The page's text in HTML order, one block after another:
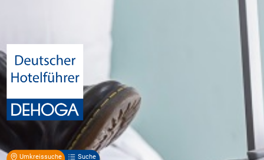
Umkreissuche Suche